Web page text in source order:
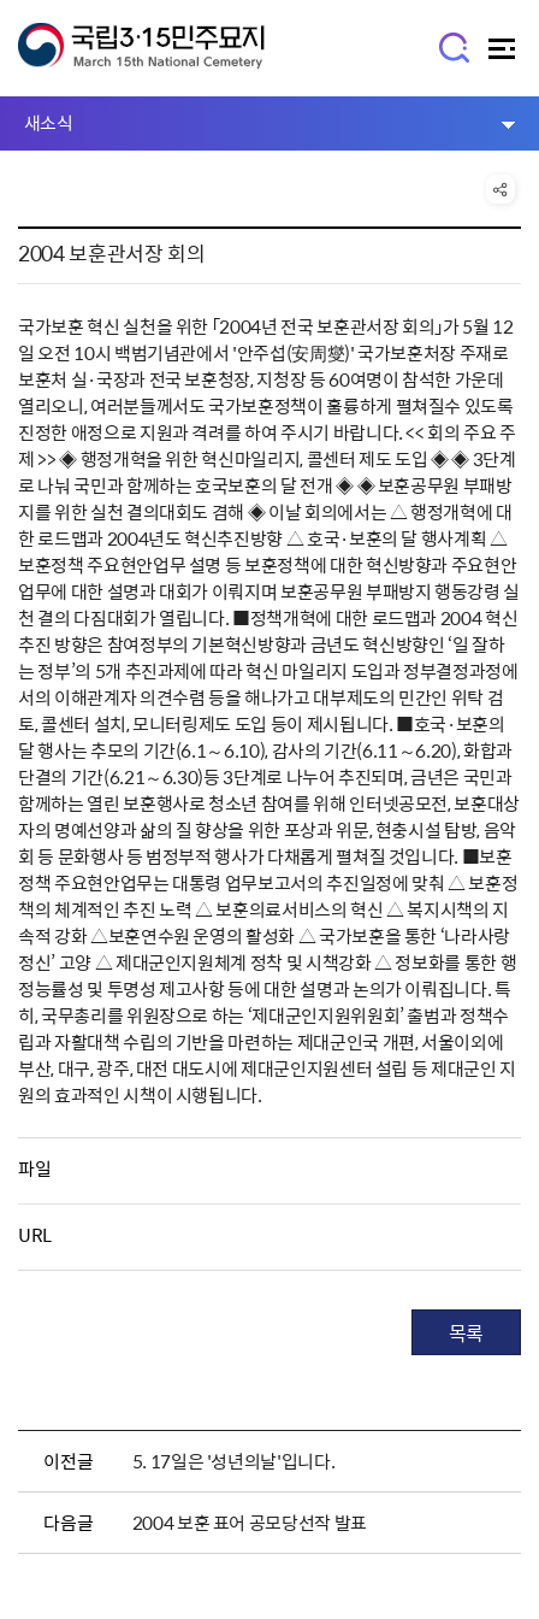
새소식
2004 보훈관서장 회의
국가보훈 혁신 실천을 위한 「2004년 전국 보훈관서장 회의」가 5월 12
일 오전 10시 백범기념관에서 '안주섭(安周燮)' 국가보훈처장 주재로
보훈처 실·국장과 전국 보훈청장, 지청장 등 60여명이 참석한 가운데
열리오니, 여러분들께서도 국가보훈정책이 훌륭하게 펼쳐질수 있도록
진정한 애정으로 지원과 격려를 하여 주시기 바랍니다. << 회의 주요 주
제 >> ◈ 행정개혁을 위한 혁신마일리지, 콜센터 제도 도입 ◈ ◈ 3단계
로 나눠 국민과 함께하는 호국보훈의 달 전개 ◈ ◈ 보훈공무원 부패방
지를 위한 실천 결의대회도 겸해 ◈ 이날 회의에서는 △ 행정개혁에 대
한 로드맵과 2004년도 혁신추진방향 △ 호국·보훈의 달 행사계획 △
보훈정책 주요현안업무 설명 등 보훈정책에 대한 혁신방향과 주요현안
업무에 대한 설명과 대회가 이뤄지며 보훈공무원 부패방지 행동강령 실
천 결의 다짐대회가 열립니다. ■정책개혁에 대한 로드맵과 2004 혁신
추진 방향은 참여정부의 기본혁신방향과 금년도 혁신방향인 ‘일 잘하
는 정부’의 5개 추진과제에 따라 혁신 마일리지 도입과 정부결정과정에
서의 이해관계자 의견수렴 등을 해나가고 대부제도의 민간인 위탁 검
토, 콜센터 설치, 모니터링제도 도입 등이 제시됩니다. ■호국·보훈의
달 행사는 추모의 기간(6.1～6.10), 감사의 기간(6.11～6.20), 화합과
단결의 기간(6.21～6.30)등 3단계로 나누어 추진되며, 금년은 국민과
함께하는 열린 보훈행사로 청소년 참여를 위해 인터넷공모전, 보훈대상
자의 명예선양과 삶의 질 향상을 위한 포상과 위문, 현충시설 탐방, 음악
회 등 문화행사 등 범정부적 행사가 다채롭게 펼쳐질 것입니다. ■보훈
정책 주요현안업무는 대통령 업무보고서의 추진일정에 맞춰 △ 보훈정
책의 체계적인 추진 노력 △ 보훈의료서비스의 혁신 △ 복지시책의 지
속적 강화 △보훈연수원 운영의 활성화 △ 국가보훈을 통한 ‘나라사랑
정신’ 고양 △ 제대군인지원체계 정착 및 시책강화 △ 정보화를 통한 행
정능률성 및 투명성 제고사항 등에 대한 설명과 논의가 이뤄집니다. 특
히, 국무총리를 위원장으로 하는 ‘제대군인지원위원회’ 출범과 정책수
립과 자활대책 수립의 기반을 마련하는 제대군인국 개편, 서울이외에
부산, 대구, 광주, 대전 대도시에 제대군인지원센터 설립 등 제대군인 지
원의 효과적인 시책이 시행됩니다.
파일
URL
목록
이전글 5. 17일은 '성년의날'입니다.
다음글 2004 보훈 표어 공모당선작 발표